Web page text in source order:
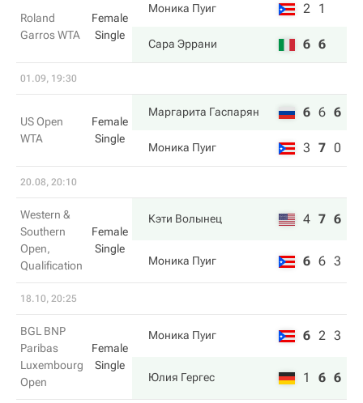
Roland
Garros WTA
Female
Single
Моника Пуиг 2 1
Сара Эррани 6 6
01.09, 19:30
US Open
WTA
Female
Single
Маргарита Гаспарян 6 6 6
Моника Пуиг 3 7 0
20.08, 20:10
Western &
Southern
Open,
Qualification
Female
Single
Кэти Волынец 4 7 6
Моника Пуиг 6 6 3
18.10, 20:25
BGL BNP
Paribas
Luxembourg
Open
Female
Single
Моника Пуиг 6 2 3
Юлия Гергес 1 6 6